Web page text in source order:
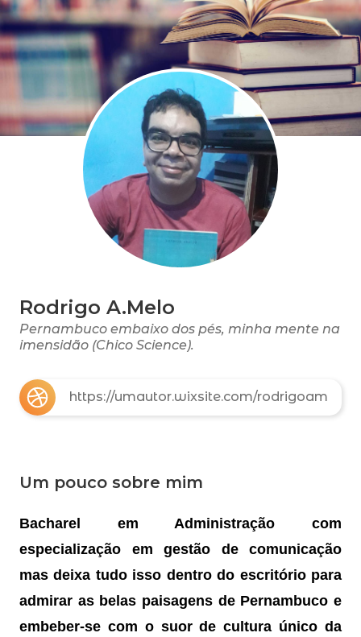
Rodrigo A.Melo
Pernambuco embaixo dos pés, minha mente na
imensidão (Chico Science).
https://umautor.wixsite.com/rodrigoam
Um pouco sobre mim
Bacharel em Administração com
especialização em gestão de comunicação
mas deixa tudo isso dentro do escritório para
admirar as belas paisagens de Pernambuco e
embeber-se com o suor de cultura único da